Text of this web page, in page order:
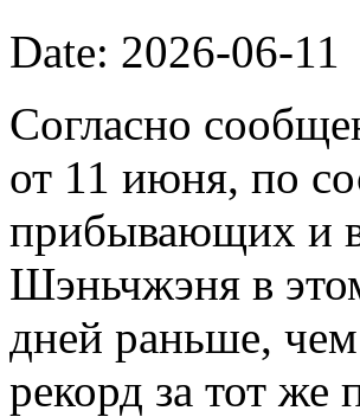
Date: 2026-06-11
Согласно
от 11 июня, по
прибывающих и
Шэньчжэня в
дней раньше,
рекорд за тот же